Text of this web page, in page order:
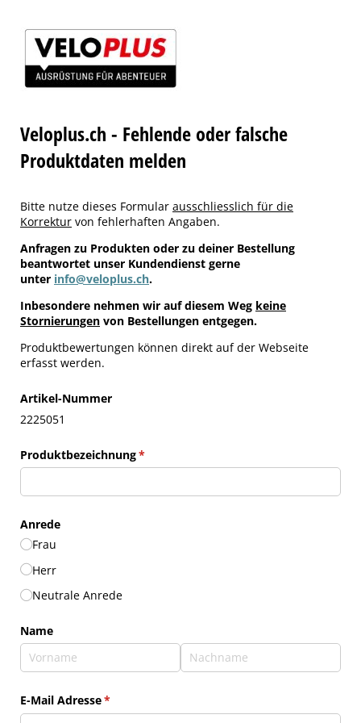
Veloplus.ch - Fehlende oder falsche
Produktdaten melden
Bitte nutze dieses Formular ausschliesslich für die
Korrektur von fehlerhaften Angaben.
Anfragen zu Produkten oder zu deiner Bestellung
beantwortet unser Kundendienst gerne
unter info@veloplus.ch.
Inbesondere nehmen wir auf diesem Weg keine
Stornierungen von Bestellungen entgegen.
Produktbewertungen können direkt auf der Webseite
erfasst werden.
Artikel-Nummer
2225051
Produktbezeichnung*
(erforderlich)
Anrede
Frau
Herr
Neutrale Anrede
Name
E-Mail Adresse*
(erforderlich)